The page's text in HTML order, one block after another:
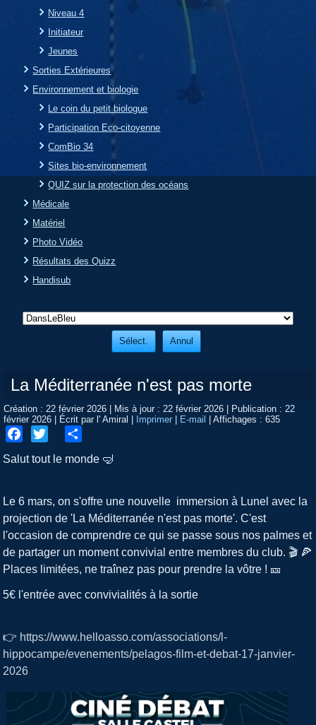
Niveau 4
Initiateur
Jeunes
Sorties Extérieures
Environnement et biologie
Le coin du petit biologue
Participation Eco-citoyenne
ComBio 34
Sites bio-environnement
QUIZ sur la protection des océans
Médicale
Matériel
Photo Vidéo
Résultats des Quizz
Handisub
La Méditerranée n'est pas morte
Création : 22 février 2026 | Mis à jour : 22 février 2026 | Publication : 22
février 2026 | Écrit par l' Amiral | Imprimer | E-mail |Affichages : 635
Salut tout le monde 🤿
Le 6 mars, on s'offre une nouvelle immersion à Lunel avec la
projection de 'La Méditerranée n'est pas morte'. C'est
l'occasion de comprendre ce qui se passe sous nos palmes et
de partager un moment convivial entre membres du club. 🎬 🍕
Places limitées, ne traînez pas pour prendre la vôtre ! 🎫
5€ l'entrée avec convivialités à la sortie
👉 https://www.helloasso.com/associations/l-
hippocampe/evenements/pelagos-film-et-debat-17-janvier-
2026